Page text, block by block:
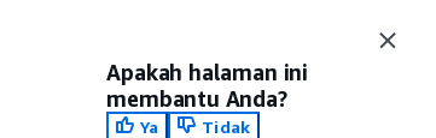
Apakah halaman ini
membantu Anda?
Ya
Tidak